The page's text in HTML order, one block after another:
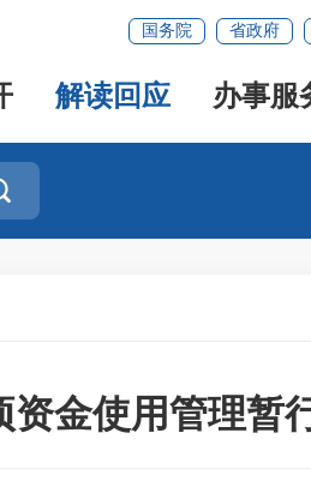
国务院 省政府
解读回应 办事服
金使用管理暂